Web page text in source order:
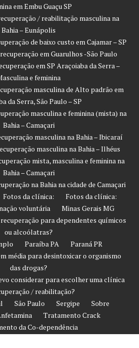
em Embu Guaçu SP
/ reabilitação masculina na
Bahia – Eunápolis
de baixo custo em Cajamar – SP
em Guarulhos -São Paulo
em SP Araçoiaba da Serra –
e feminina
masculina de Alto padrão em
da Serra, São Paulo – SP
masculina e feminina (mista) na
Bahia – Camaçari
masculina na Bahia – Ibicaraí
masculina na Bahia – Ilhéus
mista, masculina e feminina na
Bahia – Camaçari
na Bahia na cidade de Camaçari
Fotos da clínica:
Fotos da clínica:
voluntária
Minas Gerais MG
para dependentes químicos
ou alcoólatras?
Paraíba PA
Paraná PR
média para desintoxicar o organismo
das drogas?
considerar para escolher uma clínica
/ reabilitação?
São Paulo Sergipe
Sobre
Tratamento Crack
da Co-dependência